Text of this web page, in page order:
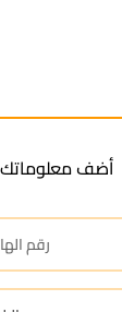
أضف معلوماتك